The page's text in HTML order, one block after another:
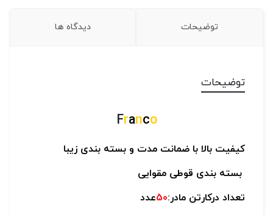
توضیحات دیدگاه ها
توضیحات
Franco
کیفیت بالا با ضمانت مدت و بسته بندی زیبا
بسته بندی قوطی مقوایی
تعداد درکارتن مادر:50عدد